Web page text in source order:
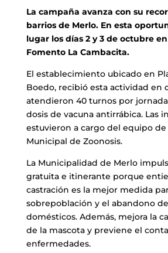
La campaña avanza con su
barrios de Merlo. En esta
lugar los días 2 y 3 de octubre
Fomento La Cambacita.
El establecimiento ubicado en
Boedo, recibió esta actividad en
atendieron 40 turnos por
dosis de vacuna antirrábica. Las
estuvieron a cargo del equipo
Municipal de Zoonosis.
La Municipalidad de Merlo
gratuita e itinerante porque
castración es la mejor medida
sobrepoblación y el abandono
domésticos. Además, mejora la
de la mascota y previene el
enfermedades.